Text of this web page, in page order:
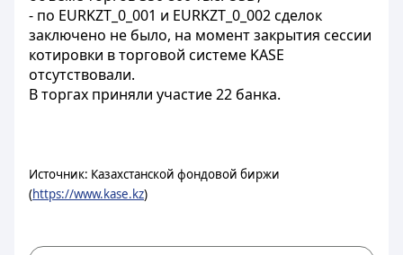
- по EURKZT_0_001 и EURKZT_0_002 сделок
заключено не было, на момент закрытия сессии
котировки в торговой системе KASE
отсутствовали.
В торгах приняли участие 22 банка.
Источник: Казахстанской фондовой биржи
(https://www.kase.kz)